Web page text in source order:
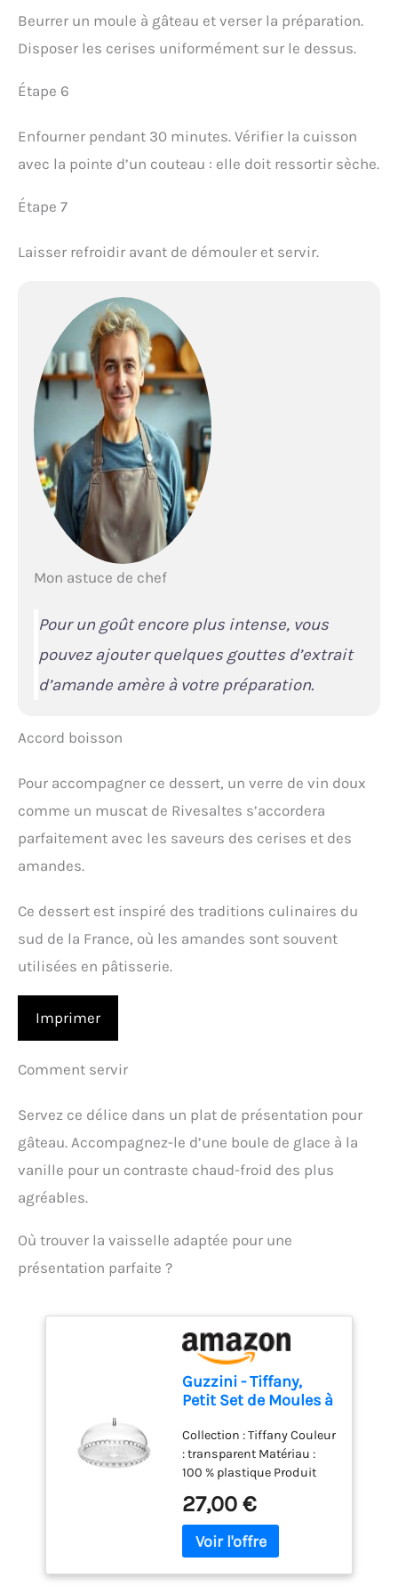
Beurrer un moule à gâteau et verser la préparation.
Disposer les cerises uniformément sur le dessus.
Étape 6
Enfourner pendant 30 minutes. Vérifier la cuisson
avec la pointe d’un couteau : elle doit ressortir sèche.
Étape 7
Laisser refroidir avant de démouler et servir.
Mon astuce de chef
Pour un goût encore plus intense, vous
pouvez ajouter quelques gouttes d’extrait
d’amande amère à votre préparation.
Accord boisson
Pour accompagner ce dessert, un verre de vin doux
comme un muscat de Rivesaltes s’accordera
parfaitement avec les saveurs des cerises et des
amandes.
Ce dessert est inspiré des traditions culinaires du
sud de la France, où les amandes sont souvent
utilisées en pâtisserie.
Imprimer
Comment servir
Servez ce délice dans un plat de présentation pour
gâteau. Accompagnez-le d’une boule de glace à la
vanille pour un contraste chaud-froid des plus
agréables.
Où trouver la vaisselle adaptée pour une
présentation parfaite ?
Guzzini - Tiffany,
Petit Set de Moules à
Transparent, Ø 30 x
h16 cm - 19950100
Collection : Tiffany Couleur
: transparent Matériau :
100 % plastique Produit
en Italie depuis 1912 Poids
du colis: 1.02 kilograms
27,00 €